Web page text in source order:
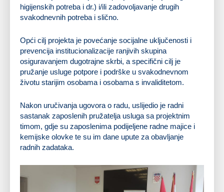
higijenskih potreba i dr.) i/ili zadovoljavanje drugih
svakodnevnih potreba i slično.
Opći cilj projekta je povećanje socijalne uključenosti i
prevencija institucionalizacije ranjivih skupina
osiguravanjem dugotrajne skrbi, a specifični cilj je
pružanje usluge potpore i podrške u svakodnevnom
životu starijim osobama i osobama s invaliditetom.
Nakon uručivanja ugovora o radu, uslijedio je radni
sastanak zaposlenih pružatelja usluga sa projektnim
timom, gdje su zaposlenima podijeljene radne majice i
kemijske olovke te su im dane upute za obavljanje
radnih zadataka.